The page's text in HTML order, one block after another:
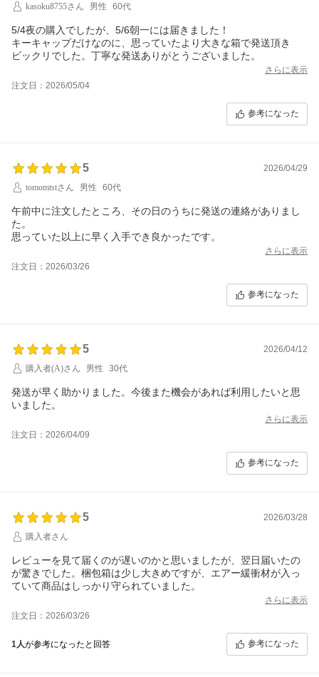
kasoku8755さん
男性 60代
5/4夜の購入でしたが、5/6朝一には届きました！
キーキャップだけなのに、思っていたより大きな箱で発送頂き
さらに表示
注文日：2026/05/04
参考になった
5
2026/04/29
tomomtstさん
男性 60代
午前中に注文したところ、その日のうちに発送の連絡がありまし
た。
思っていた以上に早く入手でき良かったです。
さらに表示
注文日：2026/03/26
参考になった
5
2026/04/12
購入者(A)さん
男性 30代
発送が早く助かりました。今後また機会があれば利用したいと思
さらに表示
注文日：2026/04/09
参考になった
5
2026/03/28
購入者さん
レビューを見て届くのが遅いのかと思いましたが、翌日届いたの
が驚きでした。梱包箱は少し大きめですが、エアー緩衝材が入っ
ていて商品はしっかり守られていました。
さらに表示
注文日：2026/03/26
1人が参考になったと回答 参考になった